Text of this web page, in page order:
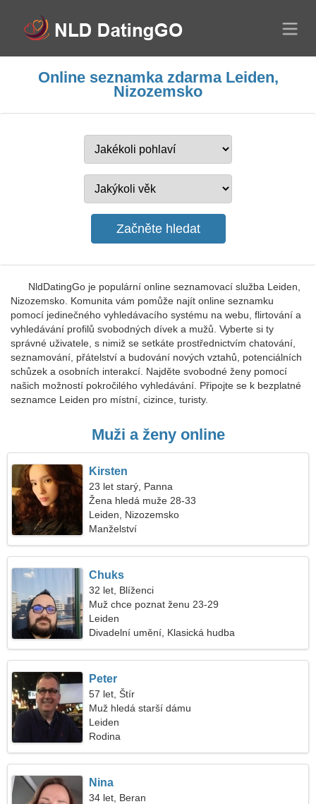
Online seznamka zdarma Leiden,
Nizozemsko
NldDatingGo je populární online seznamovací služba Leiden,
Nizozemsko. Komunita vám pomůže najít online seznamku
pomocí jedinečného vyhledávacího systému na webu, flirtování a
vyhledávání profilů svobodných dívek a mužů. Vyberte si ty
správné uživatele, s nimiž se setkáte prostřednictvím chatování,
seznamování, přátelství a budování nových vztahů, potenciálních
schůzek a osobních interakcí. Najděte svobodné ženy pomocí
našich možností pokročilého vyhledávání. Připojte se k bezplatné
seznamce Leiden pro místní, cizince, turisty.
Muži a ženy online
Kirsten
23 let starý, Panna
Žena hledá muže 28-33
Leiden, Nizozemsko
Manželství
Chuks
32 let, Blíženci
Muž chce poznat ženu 23-29
Leiden
Divadelní umění, Klasická hudba
Peter
57 let, Štír
Muž hledá starší dámu
Leiden
Rodina
Nina
34 let, Beran